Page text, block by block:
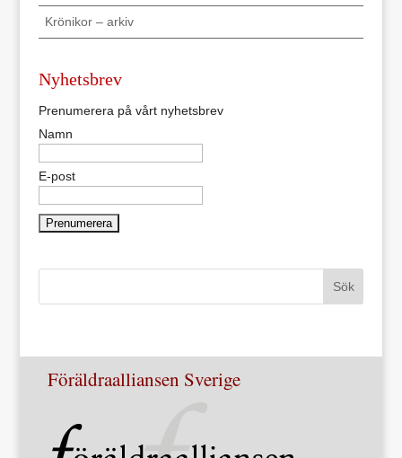
Krönikor – arkiv
Nyhetsbrev
Prenumerera på vårt nyhetsbrev
Namn
E-post
Föräldraalliansen Sverige